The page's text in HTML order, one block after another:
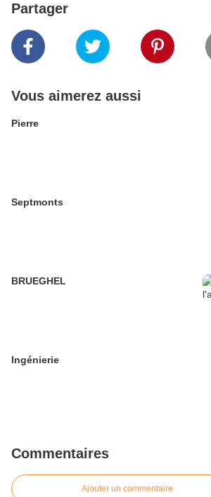
Partager
Vous aimerez aussi
Pierre
Septmonts
BRUEGHEL
Ingénierie
Commentaires
Ajouter un commentaire